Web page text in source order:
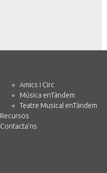
Amics i Circ
Música enTàndem
Teatre Musical enTàndem
Recursos
Contacta’ns